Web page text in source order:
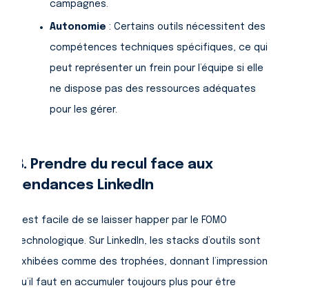
campagnes.
Autonomie : Certains outils nécessitent des
compétences techniques spécifiques, ce qui
peut représenter un frein pour l’équipe si elle
ne dispose pas des ressources adéquates
pour les gérer.
B. Prendre du recul face aux
tendances LinkedIn
Il est facile de se laisser happer par le FOMO
technologique. Sur LinkedIn, les stacks d’outils sont
exhibées comme des trophées, donnant l’impression
qu’il faut en accumuler toujours plus pour être